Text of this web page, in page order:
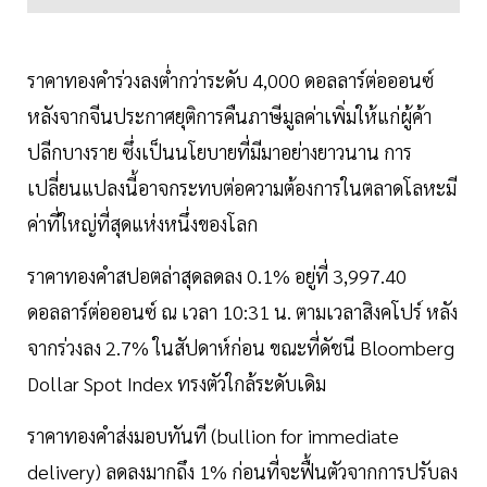
ราคาทองคำร่วงลงต่ำกว่าระดับ 4,000 ดอลลาร์ต่อออนซ์
หลังจากจีนประกาศยุติการคืนภาษีมูลค่าเพิ่มให้แก่ผู้ค้า
ปลีกบางราย ซึ่งเป็นนโยบายที่มีมาอย่างยาวนาน การ
เปลี่ยนแปลงนี้อาจกระทบต่อความต้องการในตลาดโลหะมี
ค่าที่ใหญ่ที่สุดแห่งหนึ่งของโลก
ราคาทองคำสปอตล่าสุดลดลง 0.1% อยู่ที่ 3,997.40
ดอลลาร์ต่อออนซ์ ณ เวลา 10:31 น. ตามเวลาสิงคโปร์ หลัง
จากร่วงลง 2.7% ในสัปดาห์ก่อน ขณะที่ดัชนี Bloomberg
Dollar Spot Index ทรงตัวใกล้ระดับเดิม
ราคาทองคำส่งมอบทันที (bullion for immediate
delivery) ลดลงมากถึง 1% ก่อนที่จะฟื้นตัวจากการปรับลง